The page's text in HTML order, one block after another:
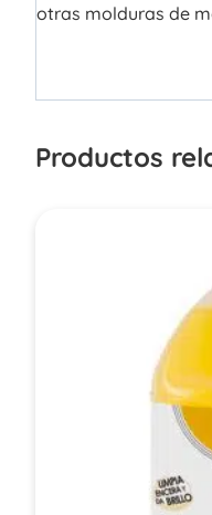
otras molduras de
Productos